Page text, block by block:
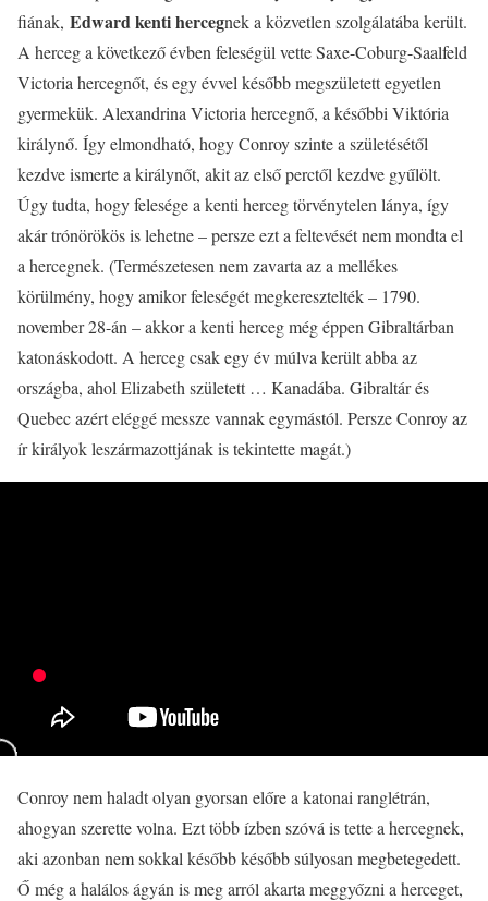
fiának, Edward kenti hercegnek a közvetlen szolgálatába került.
A herceg a következő évben feleségül vette Saxe-Coburg-Saalfeld
Victoria hercegnőt, és egy évvel később megszületett egyetlen
gyermekük. Alexandrina Victoria hercegnő, a későbbi Viktória
királynő. Így elmondható, hogy Conroy szinte a születésétől
kezdve ismerte a királynőt, akit az első perctől kezdve gyűlölt.
Úgy tudta, hogy felesége a kenti herceg törvénytelen lánya, így
akár trónörökös is lehetne – persze ezt a feltevését nem mondta el
a hercegnek. (Természetesen nem zavarta az a mellékes
körülmény, hogy amikor feleségét megkeresztelték – 1790.
november 28-án – akkor a kenti herceg még éppen Gibraltárban
katonáskodott. A herceg csak egy év múlva került abba az
országba, ahol Elizabeth született … Kanadába. Gibraltár és
Quebec azért eléggé messze vannak egymástól. Persze Conroy az
ír királyok leszármazottjának is tekintette magát.)
Conroy nem haladt olyan gyorsan előre a katonai ranglétrán,
ahogyan szerette volna. Ezt több ízben szóvá is tette a hercegnek,
aki azonban nem sokkal később később súlyosan megbetegedett.
Ő még a halálos ágyán is meg arról akarta meggyőzni a herceget,